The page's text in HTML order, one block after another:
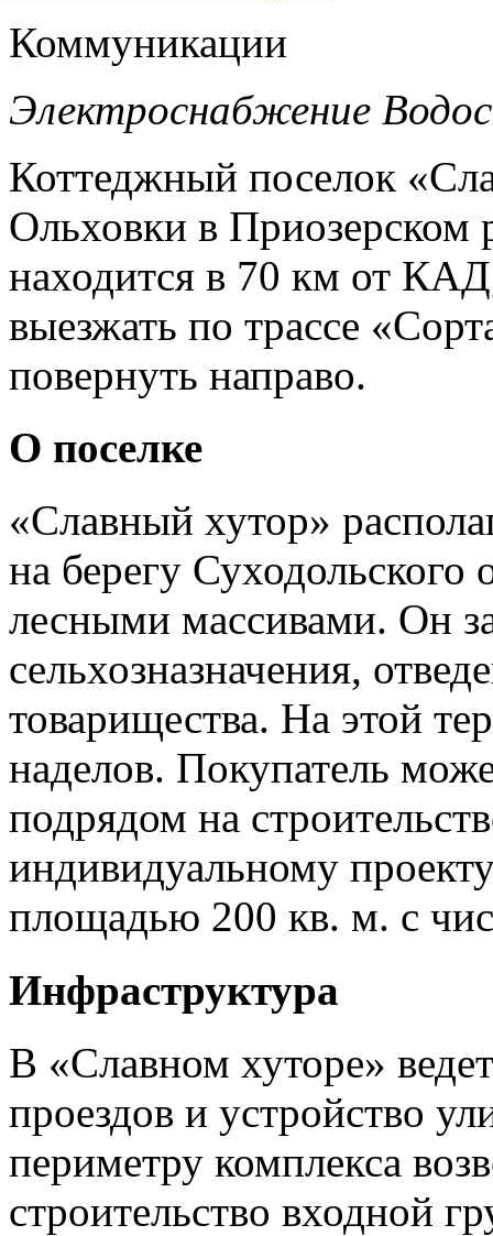
Коммуникации
Электроснабжение
Коттеджный поселок
Ольховки в Приозерском
находится в 70 км от
выезжать по трассе
повернуть направо.
О поселке
«Славный хутор»
на берегу Суходольского
лесными массивами. Он
сельхозназначения,
товарищества. На этой
наделов. Покупатель
подрядом на
индивидуальному
площадью 200 кв. м. с
Инфраструктура
В «Славном хуторе»
проездов и устройство
периметру комплекса
строительство входной